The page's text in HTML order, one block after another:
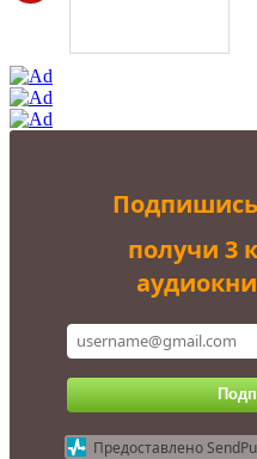
получи 3
Предоставлено